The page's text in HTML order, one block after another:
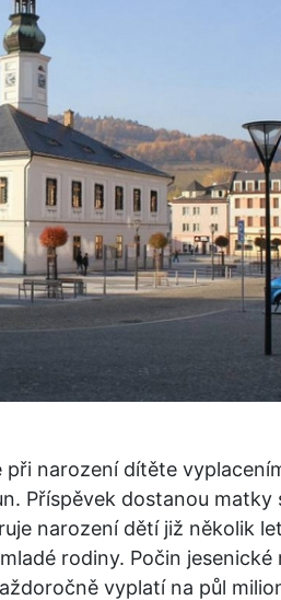
narození dítěte
Příspěvek dostanou matky
narození dětí již několik
rodiny. Počin jesenické
vyplatí na půl